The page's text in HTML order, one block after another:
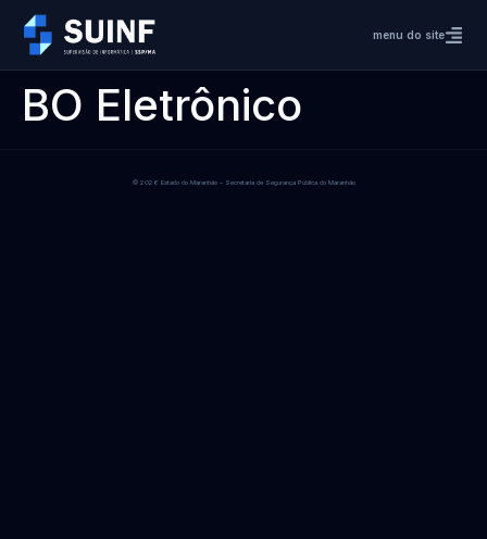
menu do site
BO Eletrônico
© 2026 Estado do Maranhão – Secretaria de Segurança Pública do Maranhão